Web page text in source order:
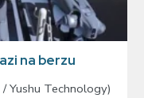
na berzu
Yushu Technology)